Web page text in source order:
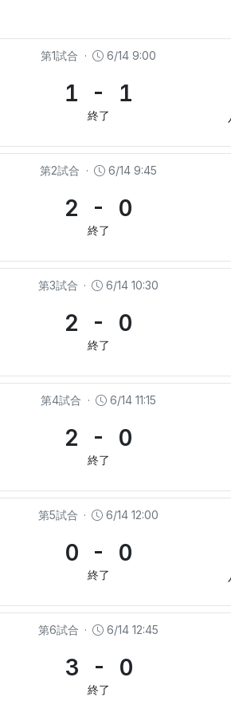
第1試合 · 6/14 9:00
1 - 1
終了
第2試合 · 6/14 9:45
2 - 0
終了
第3試合 · 6/14 10:30
2 - 0
終了
第4試合 · 6/14 11:15
2 - 0
終了
第5試合 · 6/14 12:00
0 - 0
終了
第6試合 · 6/14 12:45
3 - 0
終了